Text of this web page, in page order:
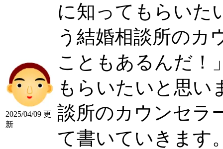
2025/04/09 更
新
に知ってもらいた
う結婚相談所のカ
こともあるんだ！
もらいたいと思い
談所のカウンセラ
て書いていきます